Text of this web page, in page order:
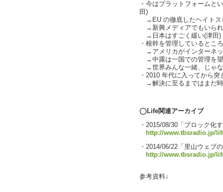
・今はプラットフォームと
田)
→EU の徹底したヘイトス
→新興メディアでもいられ
→日本はすごく緩い(津田)
・根幹を管理しているとこ
→アメリカがインターネッ
→中露は一国での管理を
→世界みんな一緒、じゃ
・2010 年代に入ってから
→解決に至るまではまだ
◯Life関連アーカイブ
・2015/08/30「ブロック化
http://www.tbsradio.jp/
・2014/06/22「里山ウェブ
http://www.tbsradio.jp/
参考資料↓